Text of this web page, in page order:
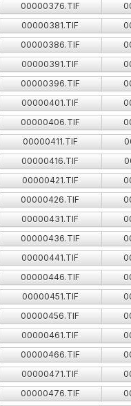
00000376.TIF
00000381.TIF
00000386.TIF
00000391.TIF
00000396.TIF
00000401.TIF
00000406.TIF
00000411.TIF
00000416.TIF
00000421.TIF
00000426.TIF
00000431.TIF
00000436.TIF
00000441.TIF
00000446.TIF
00000451.TIF
00000456.TIF
00000461.TIF
00000466.TIF
00000471.TIF
00000476.TIF